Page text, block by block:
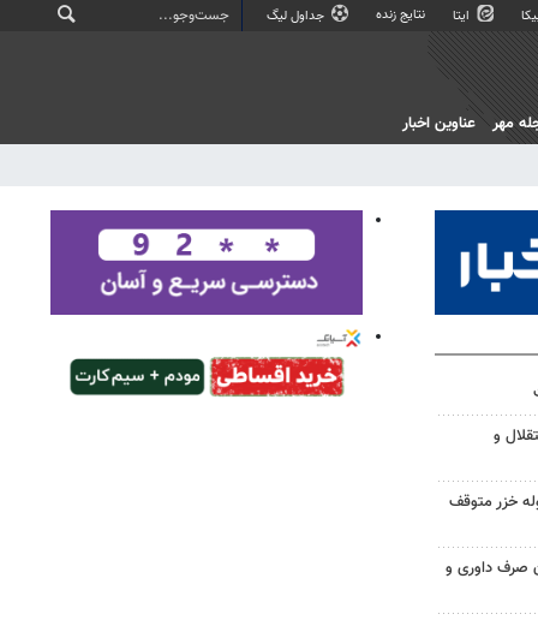
ایتا نتایج زنده جداول لیگ
مهر عناوین اخبار
و
خزر متوقف
صرف داوری و